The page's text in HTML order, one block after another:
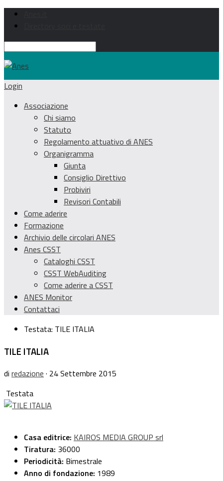
Login
Associazione
Chi siamo
Statuto
Regolamento attuativo di ANES
Organigramma
Giunta
Consiglio Direttivo
Probiviri
Revisori Contabili
Come aderire
Formazione
Archivio delle circolari ANES
Anes CSST
Cataloghi CSST
CSST WebAuditing
Come aderire a CSST
ANES Monitor
Contattaci
Testata: TILE ITALIA
TILE ITALIA
di redazione · 24 Settembre 2015
Testata
Casa editrice: KAIROS MEDIA GROUP srl
Tiratura: 36000
Periodicità: Bimestrale
Anno di fondazione: 1989